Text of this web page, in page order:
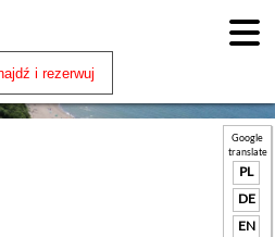
Google
translate
PL
DE
EN